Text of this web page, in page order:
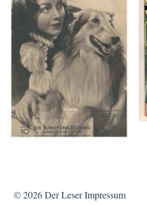
HÖR ZU! – 1949,
NUMMER 10, Woche
vom 27. Februar bis 05.
März
© 2026Der Leser Impressum